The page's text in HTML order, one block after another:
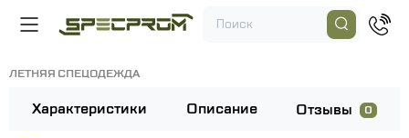
ЛЕТНЯЯ СПЕЦОДЕЖДА
Характеристики Описание Отзывы 0